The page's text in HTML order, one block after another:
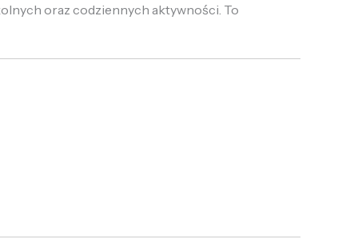
oraz codziennych aktywności. To